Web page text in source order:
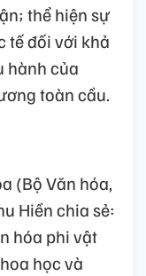
thể hiện sự
tế đối với khả
hành của
toàn cầu.
(Bộ Văn hóa,
Hiền chia sẻ:
hóa phi vật
học và